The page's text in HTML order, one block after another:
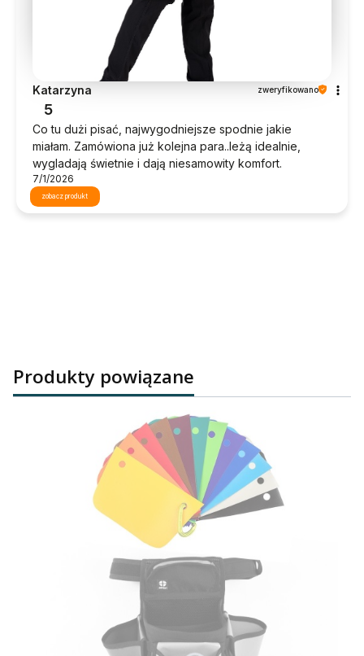
Katarzyna zweryfikowano
5
Co tu dużi pisać, najwygodniejsze spodnie jakie
miałam. Zamówiona już kolejna para..leżą idealnie,
wygladają świetnie i dają niesamowity komfort.
7/1/2026
zobacz produkt
Produkty powiązane